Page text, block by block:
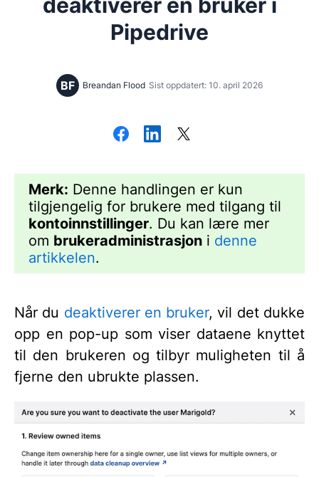
Pipedrive
BF Breandan Flood Sist oppdatert: 10. april 2026
Merk: Denne handlingen er kun
tilgjengelig for brukere med tilgang til
kontoinnstillinger. Du kan lære mer
om brukeradministrasjon i denne
artikkelen.
Når du deaktiverer en bruker, vil det dukke
opp en pop-up som viser dataene knyttet
til den brukeren og tilbyr muligheten til å
fjerne den ubrukte plassen.